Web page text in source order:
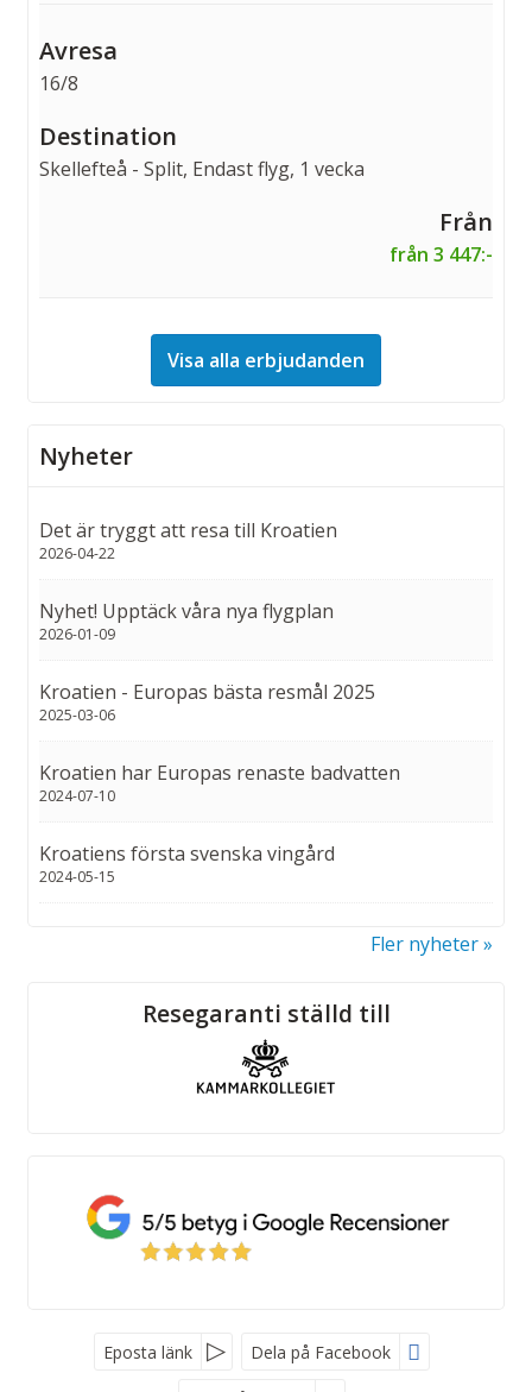
16/8
Skellefteå - Split, Endast flyg, 1 vecka
från 3 447:-
Visa alla erbjudanden
Nyheter
Det är tryggt att resa till Kroatien
2026-04-22
Nyhet! Upptäck våra nya flygplan
2026-01-09
Kroatien - Europas bästa resmål 2025
2025-03-06
Kroatien har Europas renaste badvatten
2024-07-10
Kroatiens första svenska vingård
2024-05-15
Fler nyheter
Sociala medierResegaranti ställd till
Eposta länk Dela på Facebook